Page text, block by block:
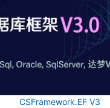
CSFramework.EF V3